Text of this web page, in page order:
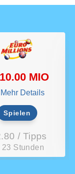
MIO
Mehr Details
Spielen
/ Tipps
23 Stunden